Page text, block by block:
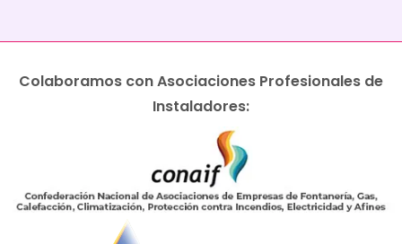
Colaboramos con Asociaciones Profesionales de
Instaladores: